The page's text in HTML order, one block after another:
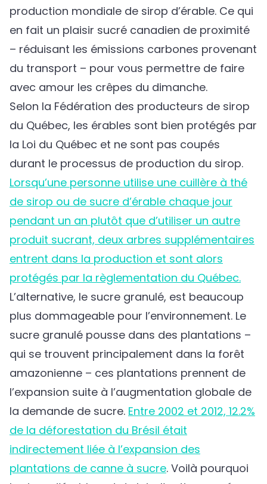
production mondiale de sirop d’érable. Ce qui
en fait un plaisir sucré canadien de proximité
– réduisant les émissions carbones provenant
du transport – pour vous permettre de faire
avec amour les crêpes du dimanche.
Selon la Fédération des producteurs de sirop
du Québec, les érables sont bien protégés par
la Loi du Québec et ne sont pas coupés
durant le processus de production du sirop.
Lorsqu’une personne utilise une cuillère à thé
de sirop ou de sucre d’érable chaque jour
pendant un an plutôt que d’utiliser un autre
produit sucrant, deux arbres supplémentaires
entrent dans la production et sont alors
protégés par la règlementation du Québec.
L’alternative, le sucre granulé, est beaucoup
plus dommageable pour l’environnement. Le
sucre granulé pousse dans des plantations –
qui se trouvent principalement dans la forêt
amazonienne – ces plantations prennent de
l’expansion suite à l’augmentation globale de
la demande de sucre. Entre 2002 et 2012, 12.2%
de la déforestation du Brésil était
indirectement liée à l’expansion des
plantations de canne à sucre. Voilà pourquoi